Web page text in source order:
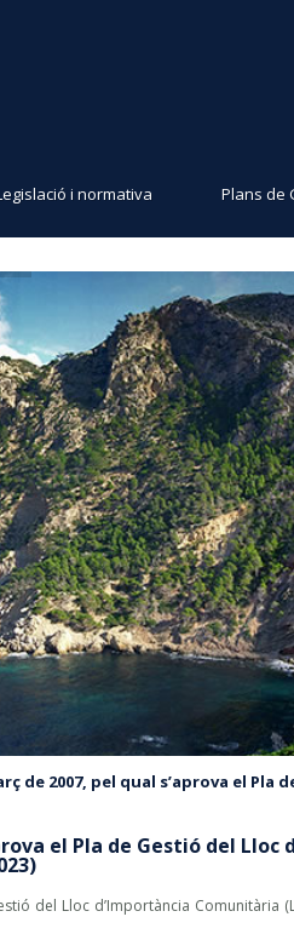
i normativa Plans de
de 2007, pel qual s’aprova el Pla
el Pla de Gestió del Lloc
del Lloc d’Importància Comunitària